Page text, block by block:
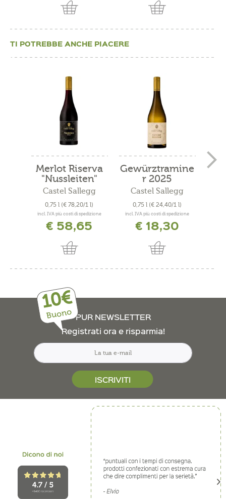
TI POTREBBE ANCHE PIACERE
Merlot Riserva
"Nussleiten"
2020
Castel Sallegg
0,75 l (€ 78,20/1 l)
incl. IVA più costi di spedizione
€ 58,65
Gewürztramine
r 2025
Castel Sallegg
0,75 l (€ 24,40/1 l)
incl. IVA più costi di spedizione
€ 18,30
10€
Buono PUR NEWSLETTER
Registrati ora e risparmia!
ISCRIVITI